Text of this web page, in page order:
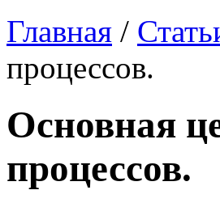
Главная /
процессов.
Основная
процессов.